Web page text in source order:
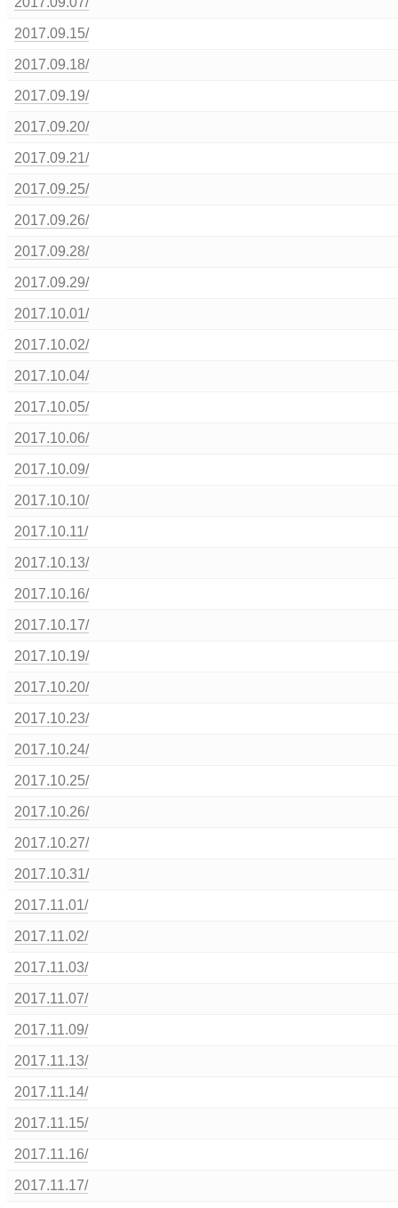
2017.09.15/
2017.09.18/
2017.09.19/
2017.09.20/
2017.09.21/
2017.09.25/
2017.09.26/
2017.09.28/
2017.09.29/
2017.10.01/
2017.10.02/
2017.10.04/
2017.10.05/
2017.10.06/
2017.10.09/
2017.10.10/
2017.10.11/
2017.10.13/
2017.10.16/
2017.10.17/
2017.10.19/
2017.10.20/
2017.10.23/
2017.10.24/
2017.10.25/
2017.10.26/
2017.10.27/
2017.10.31/
2017.11.01/
2017.11.02/
2017.11.03/
2017.11.07/
2017.11.09/
2017.11.13/
2017.11.14/
2017.11.15/
2017.11.16/
2017.11.17/